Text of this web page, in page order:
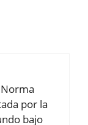
por la
bajo